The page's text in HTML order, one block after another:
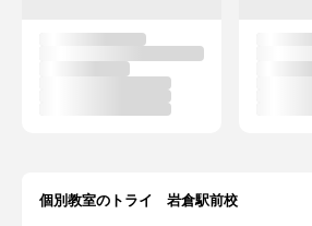
個別教室のトライ 岩倉駅前校